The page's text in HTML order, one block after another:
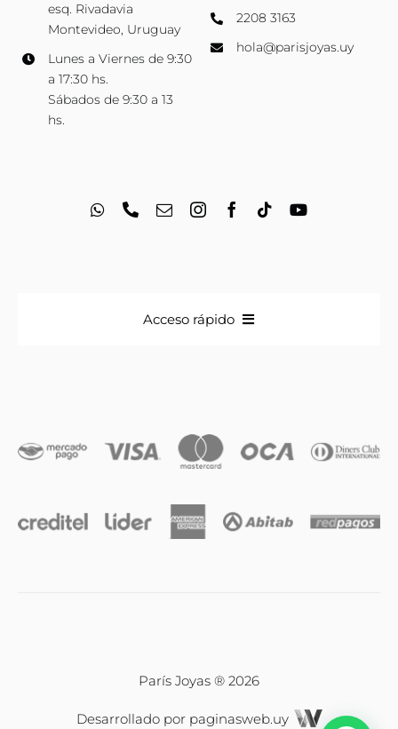
esq. Rivadavia
Montevideo, Uruguay
Lunes a Viernes de 9:30
a 17:30 hs.
Sábados de 9:30 a 13
hs.
2208 3163
hola@parisjoyas.uy
Acceso rápido
Iniciales
Relojes
París Joyas ® 2026
Desarrollado por paginasweb.uy